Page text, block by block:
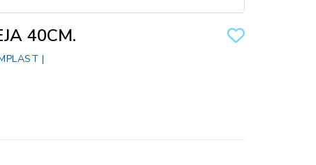
40CM.
|